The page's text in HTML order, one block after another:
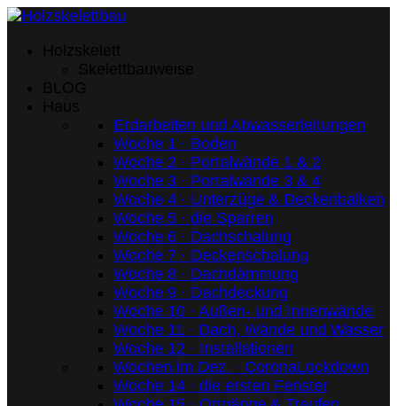
Erdarbeiten und Abwasserleitungen
Woche 1 · Boden
Woche 2 · Portalwände 1 & 2
Woche 3 · Portalwände 3 & 4
Woche 4 · Unterzüge & Deckenbalken
Woche 5 · die Sparren
Woche 6 · Dachschalung
Woche 7 · Deckenschalung
Woche 8 · Dachdämmung
Woche 9 · Dachdeckung
Woche 10 · Außen- und Innenwände
Woche 11 · Dach, Wände und Wasser
Woche 12 · Installationen
Wochen im Dez. · CoronaLockdown
Woche 14 · die ersten Fenster